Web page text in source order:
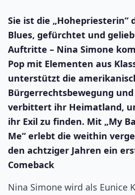
Sie ist die „Hohepriesterin“
Blues, gefürchtet und
Auftritte – Nina Simone
Pop mit Elementen aus
unterstützt die
Bürgerrechtsbewegung
verbittert ihr Heimatland,
ihr Exil zu finden. Mit „My
Me“ erlebt die weithin
den achtziger Jahren ein
Comeback
Nina Simone wird als Eunice